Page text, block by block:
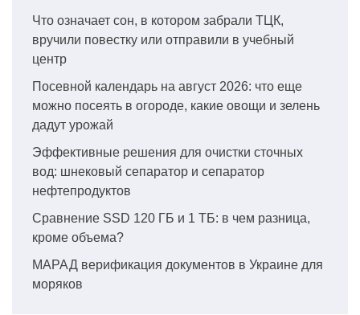
Что означает сон, в котором забрали ТЦК,
вручили повестку или отправили в учебный
центр
Посевной календарь на август 2026: что еще
можно посеять в огороде, какие овощи и зелень
дадут урожай
Эффективные решения для очистки сточных
вод: шнековый сепаратор и сепаратор
нефтепродуктов
Сравнение SSD 120 ГБ и 1 ТБ: в чем разница,
кроме объема?
МАРАД верификация документов в Украине для
моряков